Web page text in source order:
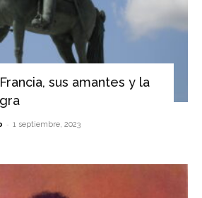
sus amantes y la
- 1 septiembre, 2023